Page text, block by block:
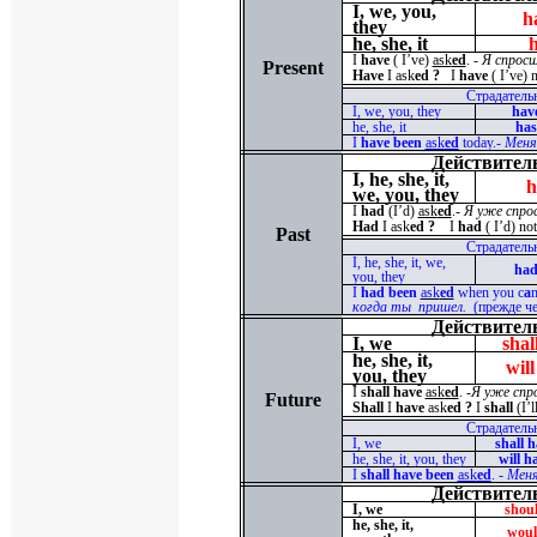
Present
I, we, you,
they
he, she, it
I have( I’ve) asked. -Я
HaveI asked ?I have( I’ve)
I, we, you, they
he, she, it
I have been askedtoday.- Меня
Past
I, he, she, it,
we, you, they
I had(I’d) asked.-Я уже
HadI asked ?I had( I’d)
I, he, she, it, we,
you, they
I had been askedwhen you ca
когда ты пришел. (прежде
Future
I, we
he, she, it,
you, they will
I shall have asked. -Я уже
ShallI haveasked ?I shall
I, we
shall
he, she, it, you, they
will
I shall have been asked. -
I, we
he, she, it,